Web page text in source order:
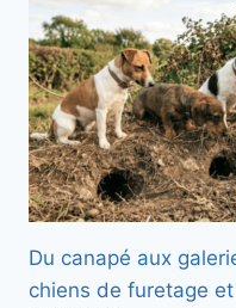
Du canapé aux
chiens de furetage